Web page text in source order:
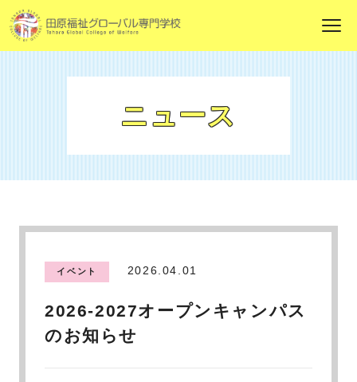
ニュース
イベント 2026.04.01
2026-2027オープンキャンパス
のお知らせ